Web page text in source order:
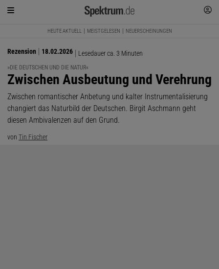
HEUTE AKTUELL MEISTGELESEN NEUERSCHEINUNGEN
Rezension 18.02.2026 Lesedauer ca. 3 Minuten
»DIE DEUTSCHEN UND DIE NATUR«
:
Zwischen Ausbeutung und Verehrung
Zwischen romantischer Anbetung und kalter Instrumentalisierung
changiert das Naturbild der Deutschen. Birgit Aschmann geht
diesen Ambivalenzen auf den Grund.
von Tin Fischer